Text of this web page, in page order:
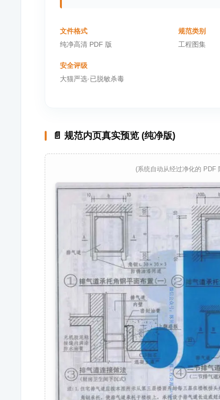
文件格式
纯净高清 PDF 版
规范类别
工程图集
安全评级
大猫严选·已脱敏杀毒
📄 规范内页真实预览 (纯净版)
(系统自动从经过净化的 PDF